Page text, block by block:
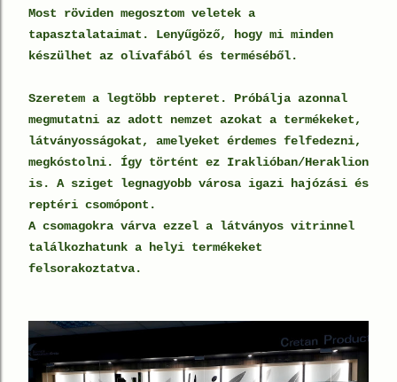
Most röviden megosztom veletek a
tapasztalataimat. Lenyűgöző, hogy mi minden
készülhet az olívafából és terméséből.
Szeretem a legtöbb repteret. Próbálja azonnal
megmutatni az adott nemzet azokat a termékeket,
látványosságokat, amelyeket érdemes felfedezni,
megkóstolni. Így történt ez Iraklióban/Heraklion
is. A sziget legnagyobb városa igazi hajózási és
reptéri csomópont.
A csomagokra várva ezzel a látványos vitrinnel
találkozhatunk a helyi termékeket
felsorakoztatva.